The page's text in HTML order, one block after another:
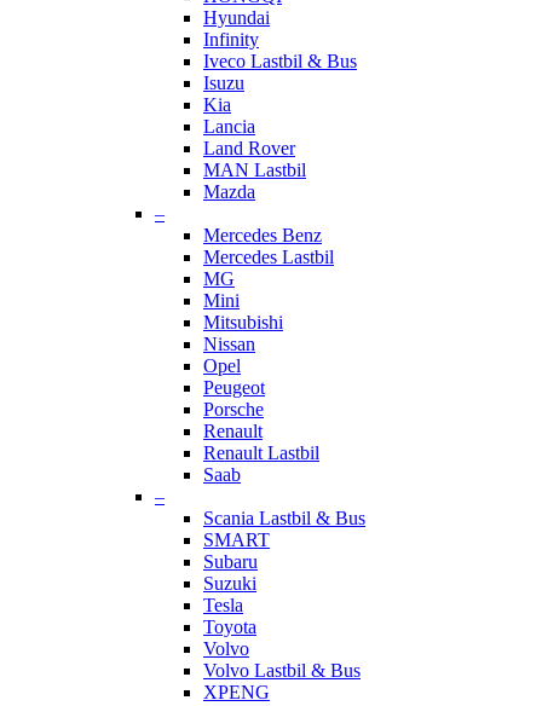
Hyundai
Infinity
Iveco Lastbil & Bus
Isuzu
Kia
Lancia
Land Rover
MAN Lastbil
Mazda
–
Mercedes Benz
Mercedes Lastbil
MG
Mini
Mitsubishi
Nissan
Opel
Peugeot
Porsche
Renault
Renault Lastbil
Saab
–
Scania Lastbil & Bus
SMART
Subaru
Suzuki
Tesla
Toyota
Volvo
Volvo Lastbil & Bus
XPENG